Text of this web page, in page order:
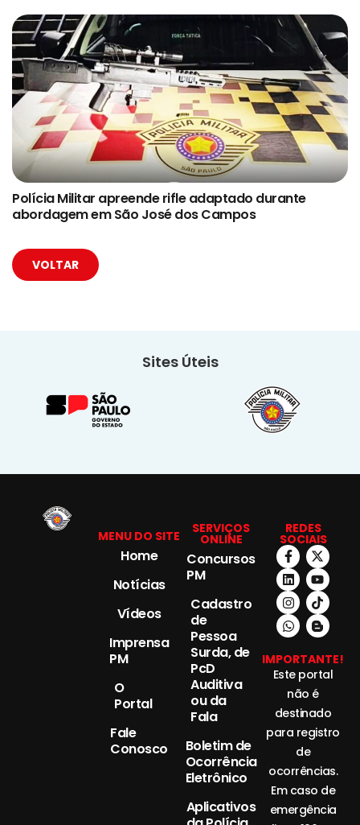
Polícia Militar apreende rifle adaptado durante
abordagem em São José dos Campos
VOLTAR
Sites Úteis
MENU DO SITE
Home
Notícias
Vídeos
Imprensa
PM
O
Portal
Fale
Conosco
SERVIÇOS
ONLINE
Concursos
PM
Cadastro
de
Pessoa
Surda, de
PcD
Auditiva
ou da
Fala
Boletim de
Ocorrência
Eletrônico
Aplicativos
REDES
SOCIAIS
IMPORTANTE!
Este portal
não é
destinado
para registro
de
ocorrências.
Em caso de
emergência